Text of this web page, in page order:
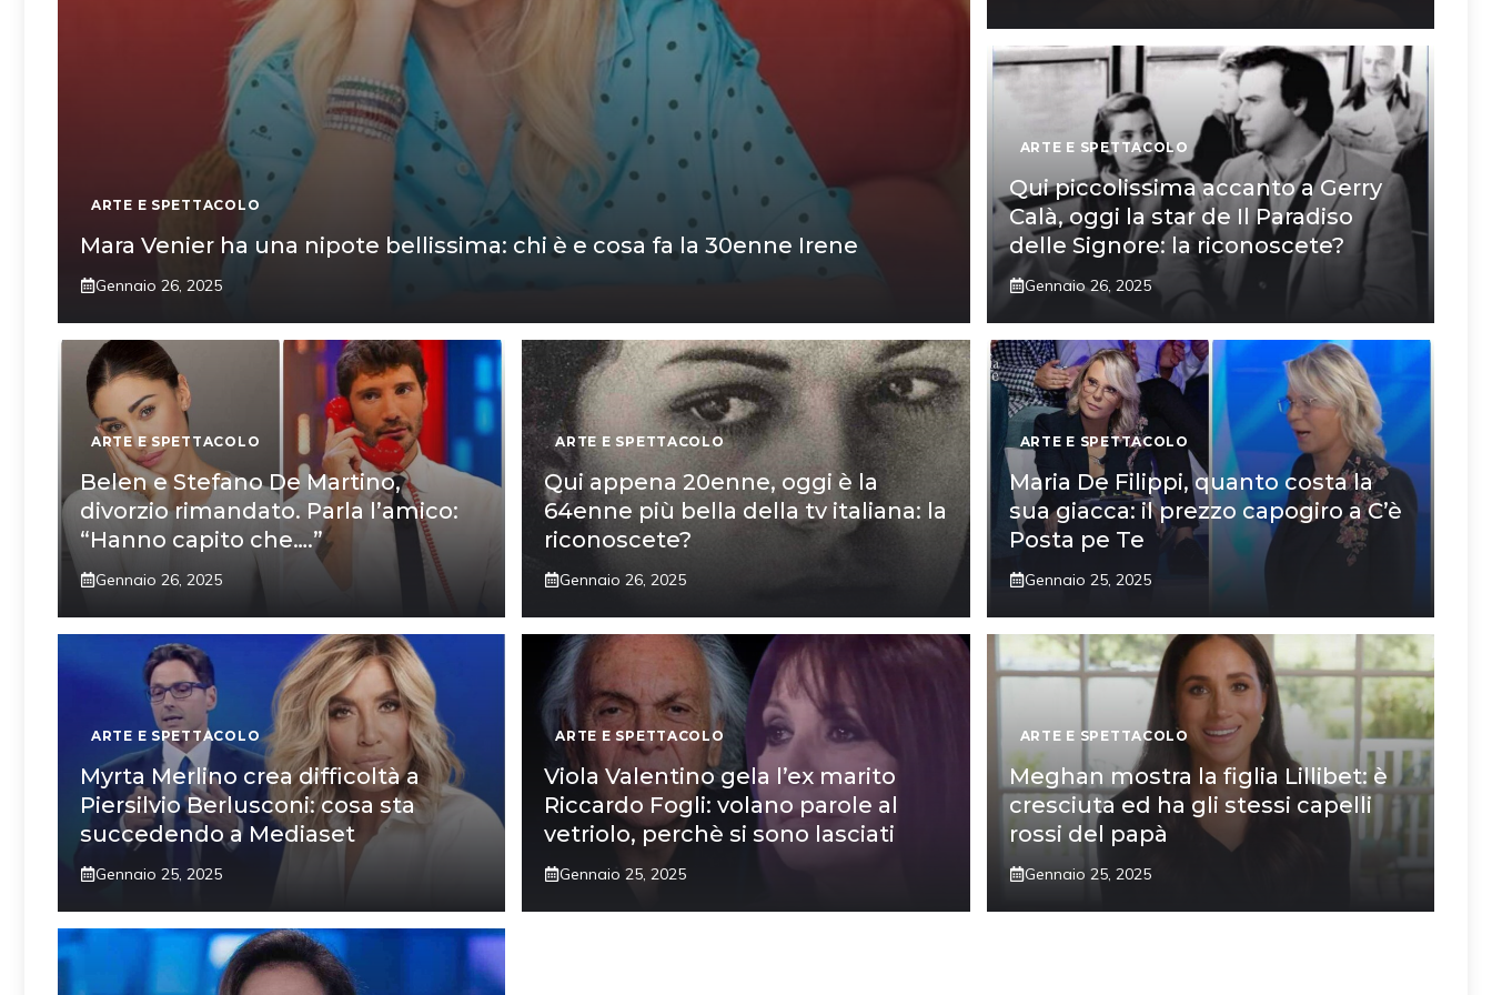
ARTE E SPETTACOLO
Mara Venier ha una nipote bellissima: chi è e cosa fa la 30enne Irene
Gennaio 26, 2025
ARTE E SPETTACOLO
Qui piccolissima accanto a Gerry
Calà, oggi la star de Il Paradiso
delle Signore: la riconoscete?
Gennaio 26, 2025
ARTE E SPETTACOLO
Belen e Stefano De Martino,
divorzio rimandato. Parla l’amico:
“Hanno capito che….”
Gennaio 26, 2025
ARTE E SPETTACOLO
Qui appena 20enne, oggi è la
64enne più bella della tv italiana: la
riconoscete?
Gennaio 26, 2025
ARTE E SPETTACOLO
Maria De Filippi, quanto costa la
sua giacca: il prezzo capogiro a C’è
Posta pe Te
Gennaio 25, 2025
ARTE E SPETTACOLO
Myrta Merlino crea difficoltà a
Piersilvio Berlusconi: cosa sta
succedendo a Mediaset
Gennaio 25, 2025
ARTE E SPETTACOLO
Viola Valentino gela l’ex marito
Riccardo Fogli: volano parole al
vetriolo, perchè si sono lasciati
Gennaio 25, 2025
ARTE E SPETTACOLO
Meghan mostra la figlia Lillibet: è
cresciuta ed ha gli stessi capelli
rossi del papà
Gennaio 25, 2025